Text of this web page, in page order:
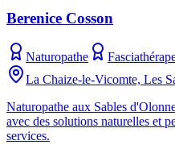
Berenice Cosson
Naturopathe
La Chaize-le-Vicomte, Les
Naturopathe aux Sables
avec des solutions naturelles et
services.